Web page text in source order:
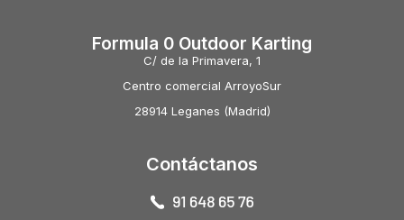
Formula 0 Outdoor Karting
C/ de la Primavera, 1
Centro comercial ArroyoSur
28914 Leganes (Madrid)
Contáctanos